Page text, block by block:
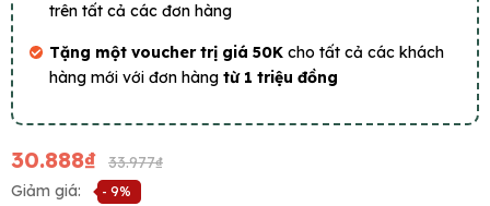
trên tất cả các đơn hàng
Tặng một voucher trị giá 50K cho tất cả các khách
hàng mới với đơn hàng từ 1 triệu đồng
30.888₫
33.977₫
Giảm giá:
- 9%